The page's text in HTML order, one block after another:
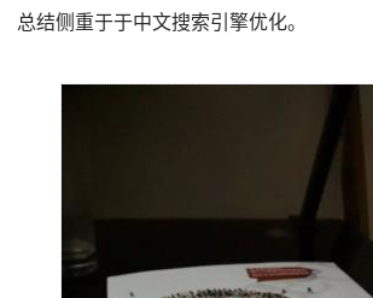
总结侧重于于中文搜索引擎优化。